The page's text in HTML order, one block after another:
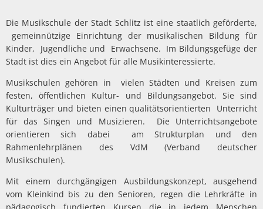
Konzertsaal LMAH
Friedhöfe
Schlitzer Geschichten
Die Musikschule der Stadt Schlitz ist eine staatlich geförderte,
gemeinnützige Einrichtung der musikalischen Bildung für
Kinder, Jugendliche und Erwachsene. Im Bildungsgefüge der
Stadt ist dies ein Angebot für alle Musikinteressierte.
Musikschulen gehören in vielen Städten und Kreisen zum
festen, öffentlichen Kultur- und Bildungsangebot. Sie sind
Kulturträger und bieten einen qualitätsorientierten Unterricht
für das Singen und Musizieren. Die Unterrichtsangebote
orientieren sich dabei am Strukturplan und den
Rahmenlehrplänen des VdM (Verband deutscher
Musikschulen).
Mit einem durchgängigen Ausbildungskonzept, ausgehend
vom Kleinkind bis zu den Senioren, regen die Lehrkräfte in